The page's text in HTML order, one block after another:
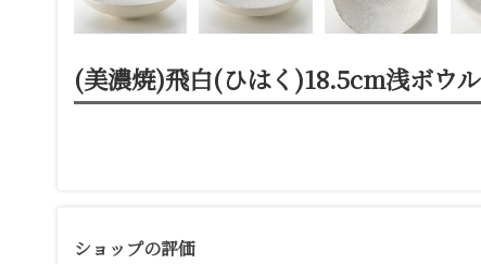
(美濃焼)飛白(ひはく)18.5cm浅ボウル
ショップの評価